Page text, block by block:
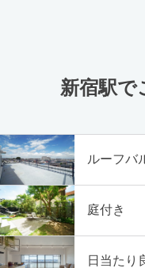
新宿駅で
ルーフバ
庭付き
日当たり